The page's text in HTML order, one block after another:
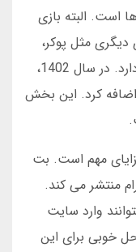
تنوع بازی ها است. البته بازی
دیگری مثل پوکر،
شطرنج و شرط بندی ورزشی هم وجود دارد. در سال 1402،
اضافه کرد. این بخش
مهم است. بت
منتشر می کند.
وارد سایت
بت 20 هم راه حل خوبی برای این